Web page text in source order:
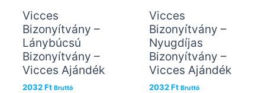
Vicces
Bizonyítvány –
Lánybúcsú
Bizonyítvány –
Vicces Ajándék
2032Ft Bruttó
Vicces
Bizonyítvány –
Nyugdíjas
Bizonyítvány –
Vicces Ajándék
2032Ft Bruttó